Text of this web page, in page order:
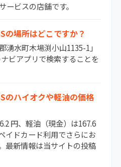
ービスの店舗です。
の場所はどこですか？
湧水町木場渕小山1135-1」
ビアプリで検索することを
のハイオクや軽油の価格
円、軽油（現金）は167.6
イドカード利用でさらにお
最新情報は当サイトの投稿